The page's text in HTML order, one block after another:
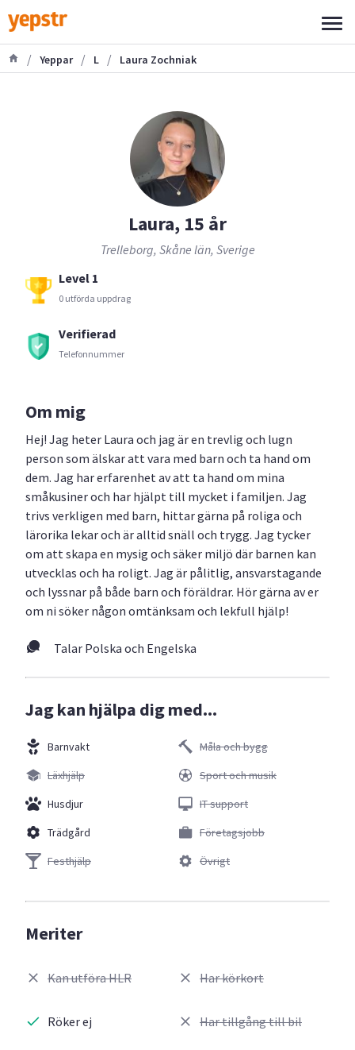
/ Yeppar / L / Laura Zochniak
Laura, 15 år
Trelleborg, Skåne län, Sverige
Level 1
0 utförda uppdrag
Verifierad
Telefonnummer
Om mig
Hej! Jag heter Laura och jag är en trevlig och lugn
person som älskar att vara med barn och ta hand om
dem. Jag har erfarenhet av att ta hand om mina
småkusiner och har hjälpt till mycket i familjen. Jag
trivs verkligen med barn, hittar gärna på roliga och
lärorika lekar och är alltid snäll och trygg. Jag tycker
om att skapa en mysig och säker miljö där barnen kan
utvecklas och ha roligt. Jag är pålitlig, ansvarstagande
och lyssnar på både barn och föräldrar. Hör gärna av er
om ni söker någon omtänksam och lekfull hjälp!
Talar Polska och Engelska
Jag kan hjälpa dig med...
Barnvakt
Läxhjälp
Husdjur
Trädgård
Festhjälp
Måla och bygg
Sport och musik
IT support
Företagsjobb
Övrigt
Meriter
Kan utföra HLR
Röker ej
Har körkort
Har tillgång till bil